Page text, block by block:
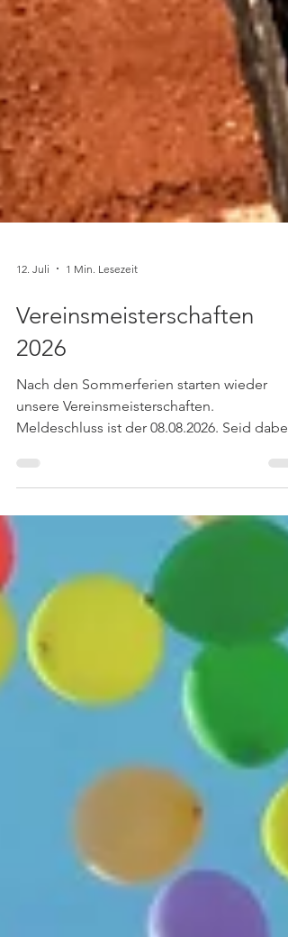
12. Juli 1 Min. Lesezeit
Vereinsmeisterschaften
2026
Nach den Sommerferien starten wieder